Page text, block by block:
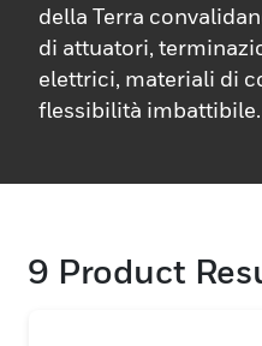
della Terra
di attuatori,
elettrici, materiali di
flessibilità
9 Product